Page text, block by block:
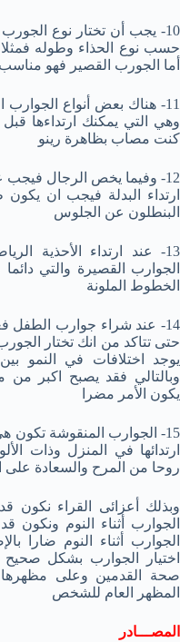
10- يجب أن تختار نوع
حسب نوع الحذاء وطوله
أما الجورب القصير فهو مناسب
11- هناك بعض أنواع الجوارب
وهي التي يمكنك ارتداءها
كنت مصاب بظاهرة رينو
12- وفيما يخص الرجال
ارتداء البدلة فيجب ان
البنطلون عن الجلوس
13- عند ارتداء الأحذية
الجوارب القصيرة والتي
الخطوط الملونة
14- عند شراء جوارب
حتى تتاكد من انك تختار
يوجد اختلافات في النمو
وبالتالي فقد يصبح اكبر من
يكون الأمر مضرا
15- الجوارب المنقوشة
ارتدائها في المنزل وذات
روحا من المرح والسعادة على
وبذلك أعزائى القراء نكون
الجوارب أثناء النوم ونكون
الجوارب أثناء النوم ضارا
اختيار الجوارب بشكل
صحة القدمين وعلى مظهرها
المظهر العام للشخص
المصـــادر